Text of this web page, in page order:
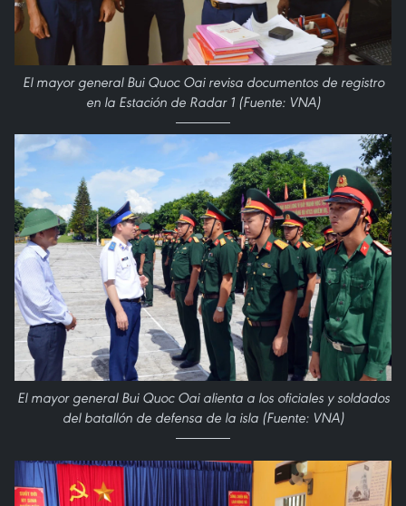
El mayor general Bui Quoc Oai revisa documentos de registro
en la Estación de Radar 1 (Fuente: VNA)
El mayor general Bui Quoc Oai alienta a los oficiales y soldados
del batallón de defensa de la isla (Fuente: VNA)